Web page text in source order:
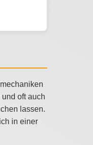
oft auch
lassen.
in einer